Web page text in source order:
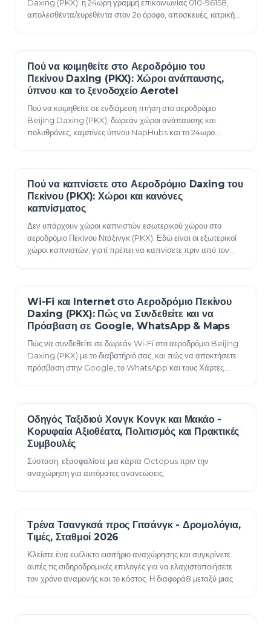
Daxing (PKX): η 24ωρη γραμμή επικοινωνίας 010-96158,
απολεσθέντα/ευρεθέντα στον 2ο όροφο, αποσκευές, ιατρική
07 Ιουνίου 2026
Πού να κοιμηθείτε στο Αεροδρόμιο του
Πεκίνου Daxing (PKX): Χώροι ανάπαυσης,
ύπνου και το ξενοδοχείο Aerotel
Πού να κοιμηθείτε σε ενδιάμεση πτήση στο αεροδρόμιο
Beijing Daxing (PKX): δωρεάν χώροι ανάπαυσης και
πολυθρόνες, καμπίνες ύπνου NapHubs και το 24ωρο
07 Ιουνίου 2026
Πού να καπνίσετε στο Αεροδρόμιο Daxing του
Πεκίνου (PKX): Χώροι και κανόνες
καπνίσματος
Δεν υπάρχουν χώροι καπνιστών εσωτερικού χώρου στο
αεροδρόμιο Πεκίνου Ντάξινγκ (PKX). Εδώ είναι οι εξωτερικοί
χώροι καπνιστών, γιατί πρέπει να καπνίσετε πριν από τον
07 Ιουνίου 2026
Wi-Fi και Internet στο Αεροδρόμιο Πεκίνου
Daxing (PKX): Πώς να Συνδεθείτε και να
Πρόσβαση σε Google, WhatsApp & Maps
Πώς να συνδεθείτε σε δωρεάν Wi-Fi στο αεροδρόμιο Beijing
Daxing (PKX) με το διαβατήριό σας, και πώς να αποκτήσετε
πρόσβαση στην Google, το WhatsApp και τους Χάρτες
23 Δεκεμβρίου 2025
Οδηγός Ταξιδιού Χονγκ Κονγκ και Μακάο -
Κορυφαία Αξιοθέατα, Πολιτισμός και Πρακτικές
Συμβουλές
Σύσταση: εξασφαλίστε μια κάρτα Octopus πριν την
αναχώρηση για αυτόματες ανανεώσεις.
23 Δεκεμβρίου 2025
Τρένα Τσανγκσά προς Γιτσάνγκ - Δρομολόγια,
Τιμές, Σταθμοί 2026
Κλείστε ένα ευέλικτο εισιτήριο αναχώρησης και συγκρίνετε
αυτές τις σιδηροδρομικές επιλογές για να ελαχιστοποιήσετε
τον χρόνο αναμονής και το κόστος. Η διαφορά8 μεταξύ μιας